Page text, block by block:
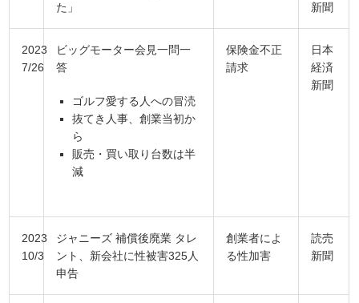
た」
新聞
2023
7/26
ビッグモーター会見一問一
答
ゴルフ愛する人への冒涜
抜てき人事、創業当初か
ら
販売・買い取り台数は半
減
保険金不正
請求
日本
経済
新聞
2023
10/3
ジャニーズ 補償後廃業 タレ
ント、新会社に性被害325人
申告
創業者によ
る性加害
読売
新聞